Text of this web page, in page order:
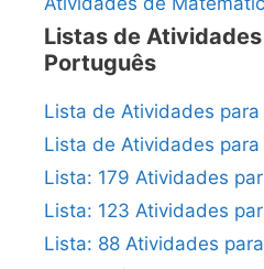
Listas de
Português
Lista de Atividades para
Lista de Atividades para
Lista: 179 Atividades
Lista: 123 Atividades
Lista: 88 Atividades